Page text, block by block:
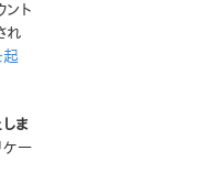
ティリティ
ンテナンス
ント
れ
起
ま
ケー